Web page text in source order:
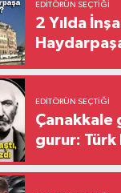
EDITÖRÜN SEÇTIĞI
2 Yılda
EDITÖRÜN SEÇTIĞI
Çanakkale
gurur: Türk